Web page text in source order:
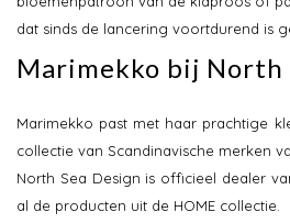
dat sinds de lancering voortdurend is
Marimekko bij North
Marimekko past met haar prachtige
collectie van Scandinavische merken
North Sea Design is officieel dealer
al de producten uit de HOME collectie.